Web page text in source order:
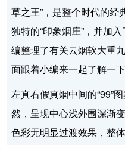
草之王”，是整个时代的经
独特的“印象烟庄”，并加
编整理了有关云烟软大重
面跟着小编来一起了解一下
左真右假真烟中间的“99”
然，呈现中心浅外围深渐
色彩无明显过渡效果，整